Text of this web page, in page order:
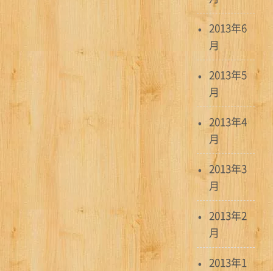
2013年6
月
2013年5
月
2013年4
月
2013年3
月
2013年2
月
2013年1